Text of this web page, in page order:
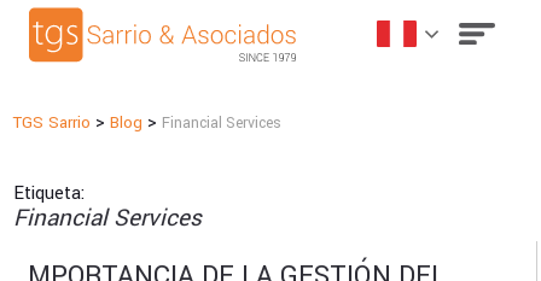
TGS Sarrio >Blog > Financial Services
Etiqueta:
Financial Services